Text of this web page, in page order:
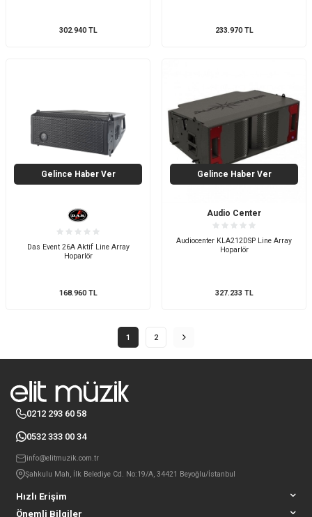
302.940TL 233.970TL
Das Event 26A Aktif Line Array
Hoparlör
168.960TL
Gelince Haber Ver
Audio Center
Audiocenter KLA212DSP Line Array
Hoparlör
327.233 TL
Gelince Haber Ver
1 2
Hızlı Erişim
Önemli Bilgiler
0212 293 60 58
0532 333 00 34
info@elitmuzik.com.tr
Şahkulu Mah, İlk Belediye Cd. No:19/A, 34421 Beyoğlu/İstanbul